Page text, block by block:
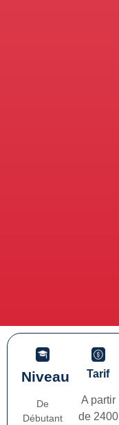
Niveau
De
Débutant
Tarif
A partir
de 2400